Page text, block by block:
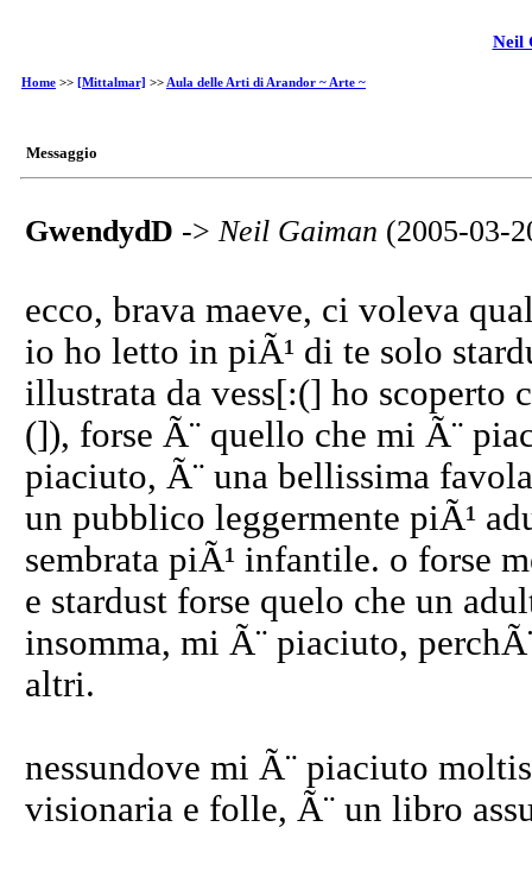
Neil
Home >> [Mittalmar] >> Aula delle Arti di Arandor ~ Arte ~
Messaggio
GwendydD -> Neil Gaiman (2005-03-
ecco, brava maeve, ci voleva
io ho letto in piÃ¹ di te solo
illustrata da vess[:(] ho scoperto
(]), forse Ã¨ quello che mi Ã¨
piaciuto, Ã¨ una bellissima
un pubblico leggermente piÃ¹
sembrata piÃ¹ infantile. o forse
e stardust forse quelo che un
insomma, mi Ã¨ piaciuto,
altri.
nessundove mi Ã¨ piaciuto
visionaria e folle, Ã¨ un libro